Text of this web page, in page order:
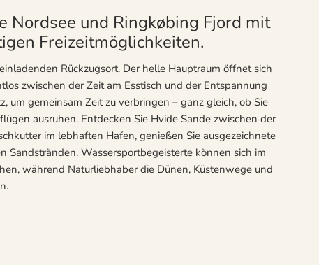
Nordsee und Ringkøbing Fjord mit
Freizeitmöglichkeiten.
Rückzugsort. Der helle Hauptraum öffnet sich
zwischen der Zeit am Esstisch und der Entspannung
um gemeinsam Zeit zu verbringen – ganz gleich, ob Sie
ausruhen. Entdecken Sie Hvide Sande zwischen der
im lebhaften Hafen, genießen Sie ausgezeichnete
Wassersportbegeisterte können sich im
während Naturliebhaber die Dünen, Küstenwege und